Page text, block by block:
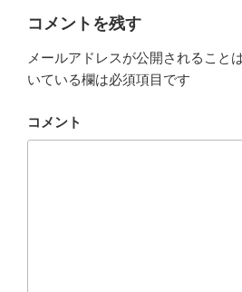
コメントを残す
メールアドレスが公開されること
いている欄は必須項目です
コメント